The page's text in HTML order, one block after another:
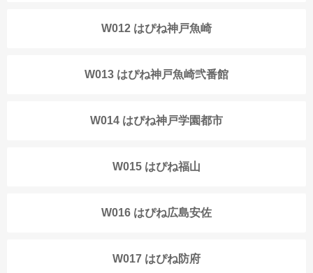
W012 はぴね神戸魚崎
W013 はぴね神戸魚崎弐番館
W014 はぴね神戸学園都市
W015 はぴね福山
W016 はぴね広島安佐
W017 はぴね防府